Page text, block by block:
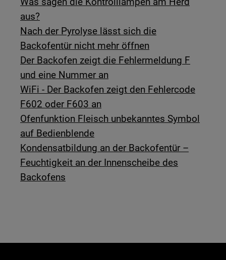
aus?
Nach der Pyrolyse lässt sich die
Backofentür nicht mehr öffnen
Der Backofen zeigt die Fehlermeldung F
und eine Nummer an
WiFi - Der Backofen zeigt den Fehlercode
F602 oder F603 an
Ofenfunktion Fleisch unbekanntes Symbol
auf Bedienblende
Kondensatbildung an der Backofentür –
Feuchtigkeit an der Innenscheibe des
Backofens